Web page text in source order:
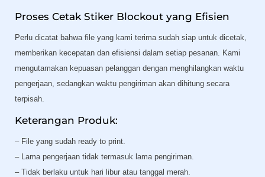
Proses Cetak Stiker Blockout yang Efisien
Perlu dicatat bahwa file yang kami terima sudah siap untuk dicetak,
memberikan kecepatan dan efisiensi dalam setiap pesanan. Kami
mengutamakan kepuasan pelanggan dengan menghilangkan waktu
pengerjaan, sedangkan waktu pengiriman akan dihitung secara
terpisah.
Keterangan Produk:
– File yang sudah ready to print.
– Lama pengerjaan tidak termasuk lama pengiriman.
– Tidak berlaku untuk hari libur atau tanggal merah.